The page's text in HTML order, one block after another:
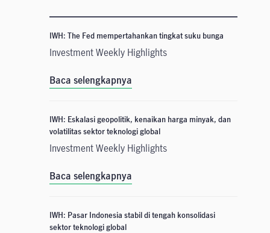
IWH: The Fed mempertahankan tingkat suku bunga
Investment Weekly Highlights
Baca selengkapnya
IWH: Eskalasi geopolitik, kenaikan harga minyak, dan
volatilitas sektor teknologi global
Investment Weekly Highlights
Baca selengkapnya
IWH: Pasar Indonesia stabil di tengah konsolidasi
sektor teknologi global